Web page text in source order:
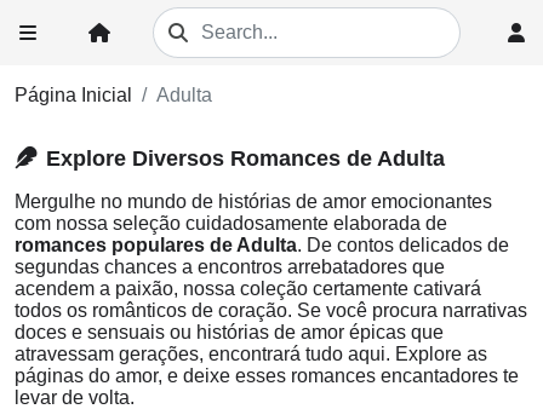
Página Inicial Adulta
Explore Diversos Romances de Adulta
Mergulhe no mundo de histórias de amor emocionantes
com nossa seleção cuidadosamente elaborada de
romances populares de Adulta. De contos delicados de
segundas chances a encontros arrebatadores que
acendem a paixão, nossa coleção certamente cativará
todos os românticos de coração. Se você procura narrativas
doces e sensuais ou histórias de amor épicas que
atravessam gerações, encontrará tudo aqui. Explore as
páginas do amor, e deixe esses romances encantadores te
levar de volta.